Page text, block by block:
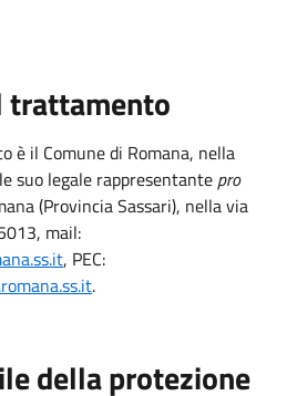
trattamento
è il Comune di Romana, nella
suo legale rappresentante pro
(Provincia Sassari), nella via
mail:
, PEC:
.
della protezione